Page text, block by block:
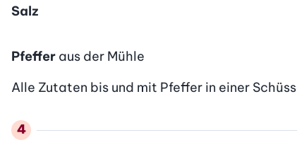
Salz
Pfeffer aus der Mühle
Alle Zutaten bis und mit Pfeffer in einer